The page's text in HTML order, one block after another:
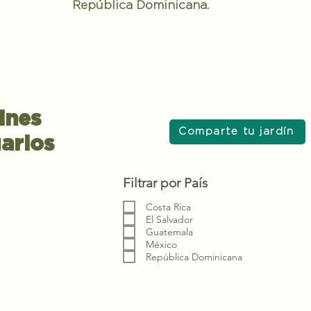
República Dominicana.
Comparte tu jardín
Filtrar por País
Costa Rica
El Salvador
Guatemala
México
República Dominicana